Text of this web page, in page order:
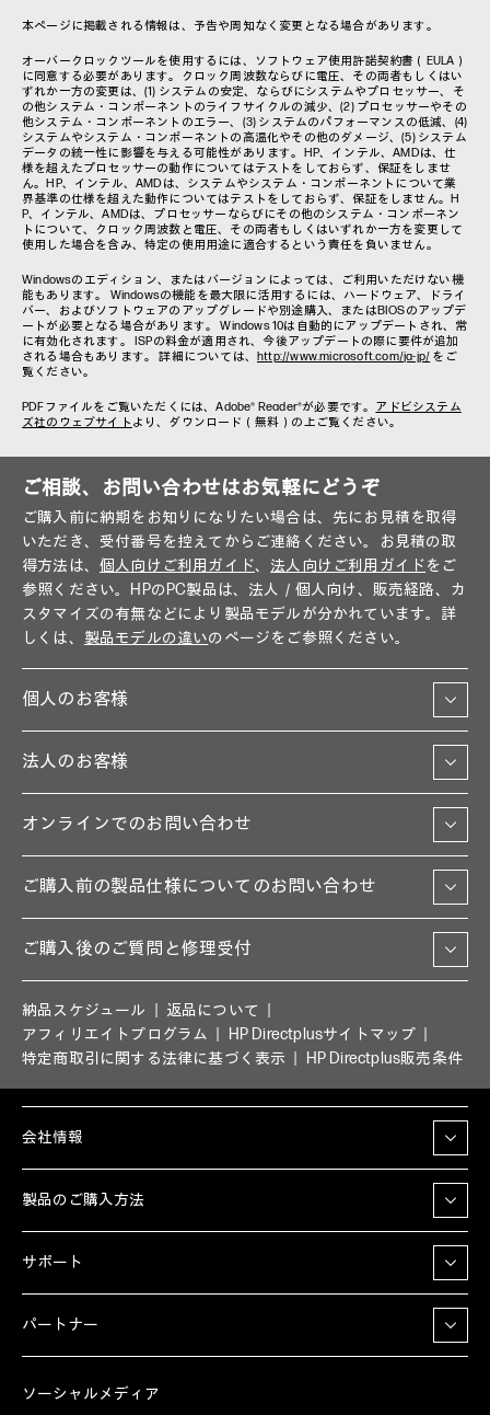
本ページに掲載される情報は、予告や周知なく変更となる場合があります。
オーバークロックツールを使用するには、ソフトウェア使用許諾契約書（EULA）
に同意する必要があります。クロック周波数ならびに電圧、その両者もしくはい
ずれか一方の変更は、(1) システムの安定、ならびにシステムやプロセッサー、そ
の他システム・コンポーネントのライフサイクルの減少、(2) プロセッサーやその
他システム・コンポーネントのエラー、(3) システムのパフォーマンスの低減、(4)
システムやシステム・コンポーネントの高温化やその他のダメージ、(5) システム
データの統一性に影響を与える可能性があります。HP、インテル、AMDは、仕
様を超えたプロセッサーの動作についてはテストをしておらず、保証をしませ
ん。HP、インテル、AMDは、システムやシステム・コンポーネントについて業
界基準の仕様を超えた動作についてはテストをしておらず、保証をしません。H
P、インテル、AMDは、プロセッサーならびにその他のシステム・コンポーネン
トについて、クロック周波数と電圧、その両者もしくはいずれか一方を変更して
使用した場合を含み、特定の使用用途に適合するという責任を負いません。
Windowsのエディション、またはバージョンによっては、ご利用いただけない機
能もあります。 Windowsの機能を最大限に活用するには、ハードウェア、ドライ
バー、およびソフトウェアのアップグレードや別途購入、またはBIOSのアップデ
ートが必要となる場合があります。 Windows 10は自動的にアップデートされ、常
に有効化されます。 ISPの料金が適用され、今後アップデートの際に要件が追加
される場合もあります。 詳細については、 http://www.microsoft.com/ja-jp/ をご
覧ください。
PDFファイルをご覧いただくには、Adobe® Reader®が必要です。 アドビシステム
ズ社のウェブサイト より、ダウンロード（無料）の上ご覧ください。
ご相談、お問い合わせはお気軽にどうぞ
ご購入前に納期をお知りになりたい場合は、先にお見積を取得
いただき、受付番号を控えてからご連絡ください。お見積の取
得方法は、 個人向けご利用ガイド、 法人向けご利用ガイドをご
参照ください。HPのPC製品は、法人／個人向け、販売経路、カ
スタマイズの有無などにより製品モデルが分かれています。詳
しくは、 製品モデルの違いのページをご参照ください。
個人のお客様
法人のお客様
オンラインでのお問い合わせ
ご購入前の製品仕様についてのお問い合わせ
ご購入後のご質問と修理受付
納品スケジュール
返品について
アフィリエイトプログラム
HP Directplusサイトマップ
特定商取引に関する法律に基づく表示
HP Directplus販売条件
会社情報
製品のご購入方法
サポート
パートナー
ソーシャルメディア